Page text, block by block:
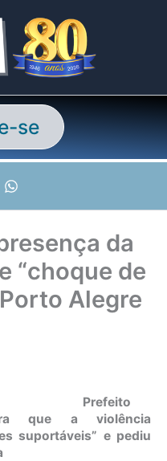
se
da
“choque de
Alegre
Prefeito
que a violência
suportáveis” e pediu